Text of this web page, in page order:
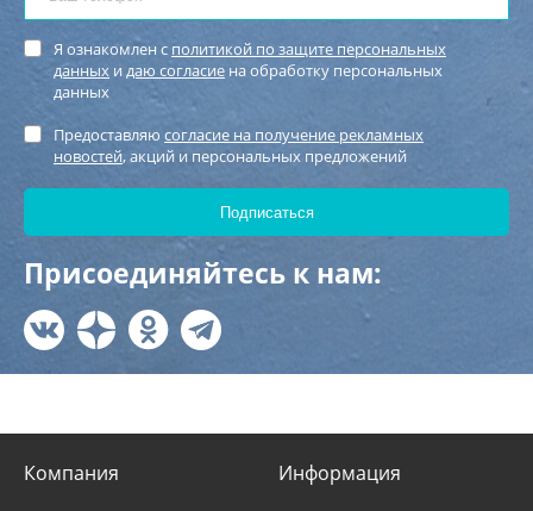
Я ознакомлен с политикой по защите персональных
данных и даю согласие на обработку персональных
данных
Предоставляю согласие на получение рекламных
новостей, акций и персональных предложений
Присоединяйтесь к нам:
Компания Информация